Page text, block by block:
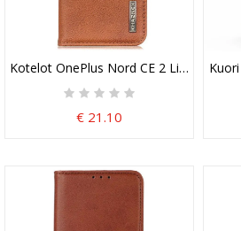
Kotelot OnePlus Nord CE 2 Lite 5G
€ 21.10